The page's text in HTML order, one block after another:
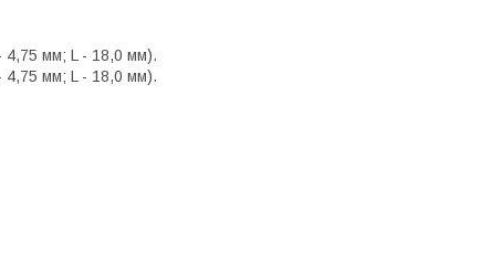
4,75 мм; L - 18,0 мм).
4,75 мм; L - 18,0 мм).